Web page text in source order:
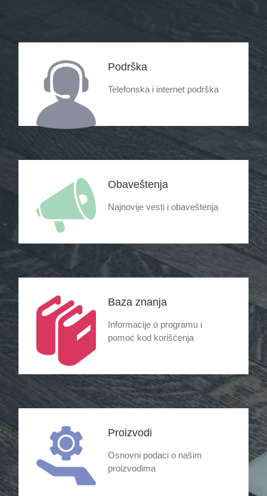
Podrška
Telefonska i internet podrška
Obaveštenja
Najnovije vesti i obaveštenja
Baza znanja
Informacije o programu i
pomoć kod korišćenja
Proizvodi
Osnovni podaci o našim
proizvodima